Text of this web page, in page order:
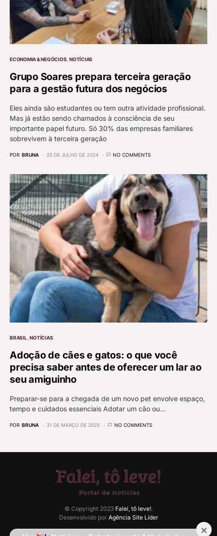
ECONOMIA & NEGÓCIOS NOTÍCIAS
Grupo Soares prepara terceira geração
para a gestão futura dos negócios
Eles ainda são estudantes ou tem outra atividade profissional.
Mas já estão sendo chamados à consciência de seu
importante papel futuro. Só 30% das empresas familiares
sobrevivem à terceira geração
POR BRUNA 20 DE JULHO DE 2024 NO COMMENTS
BRASIL NOTÍCIAS
Adoção de cães e gatos: o que você
precisa saber antes de oferecer um lar ao
seu amiguinho
Preparar-se para a chegada de um novo pet envolve espaço,
tempo e cuidados essenciais Adotar um cão ou…
POR BRUNA 31 DE MARÇO DE 2025 NO COMMENTS
© Copyright 2023 Falei, tô leve!.
Desenvolvido por Agência Site Líder